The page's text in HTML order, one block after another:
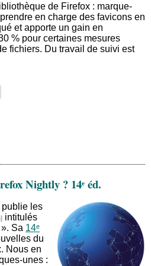
de Firefox : marque-
en charge des favicons en
et apporte un gain en
% pour certaines mesures
fichiers. Du travail de suivi est
Nightly ? 14ᵉ éd.
publie les
intitulés
Sa 14ᵉ
du
Nous en
unes :